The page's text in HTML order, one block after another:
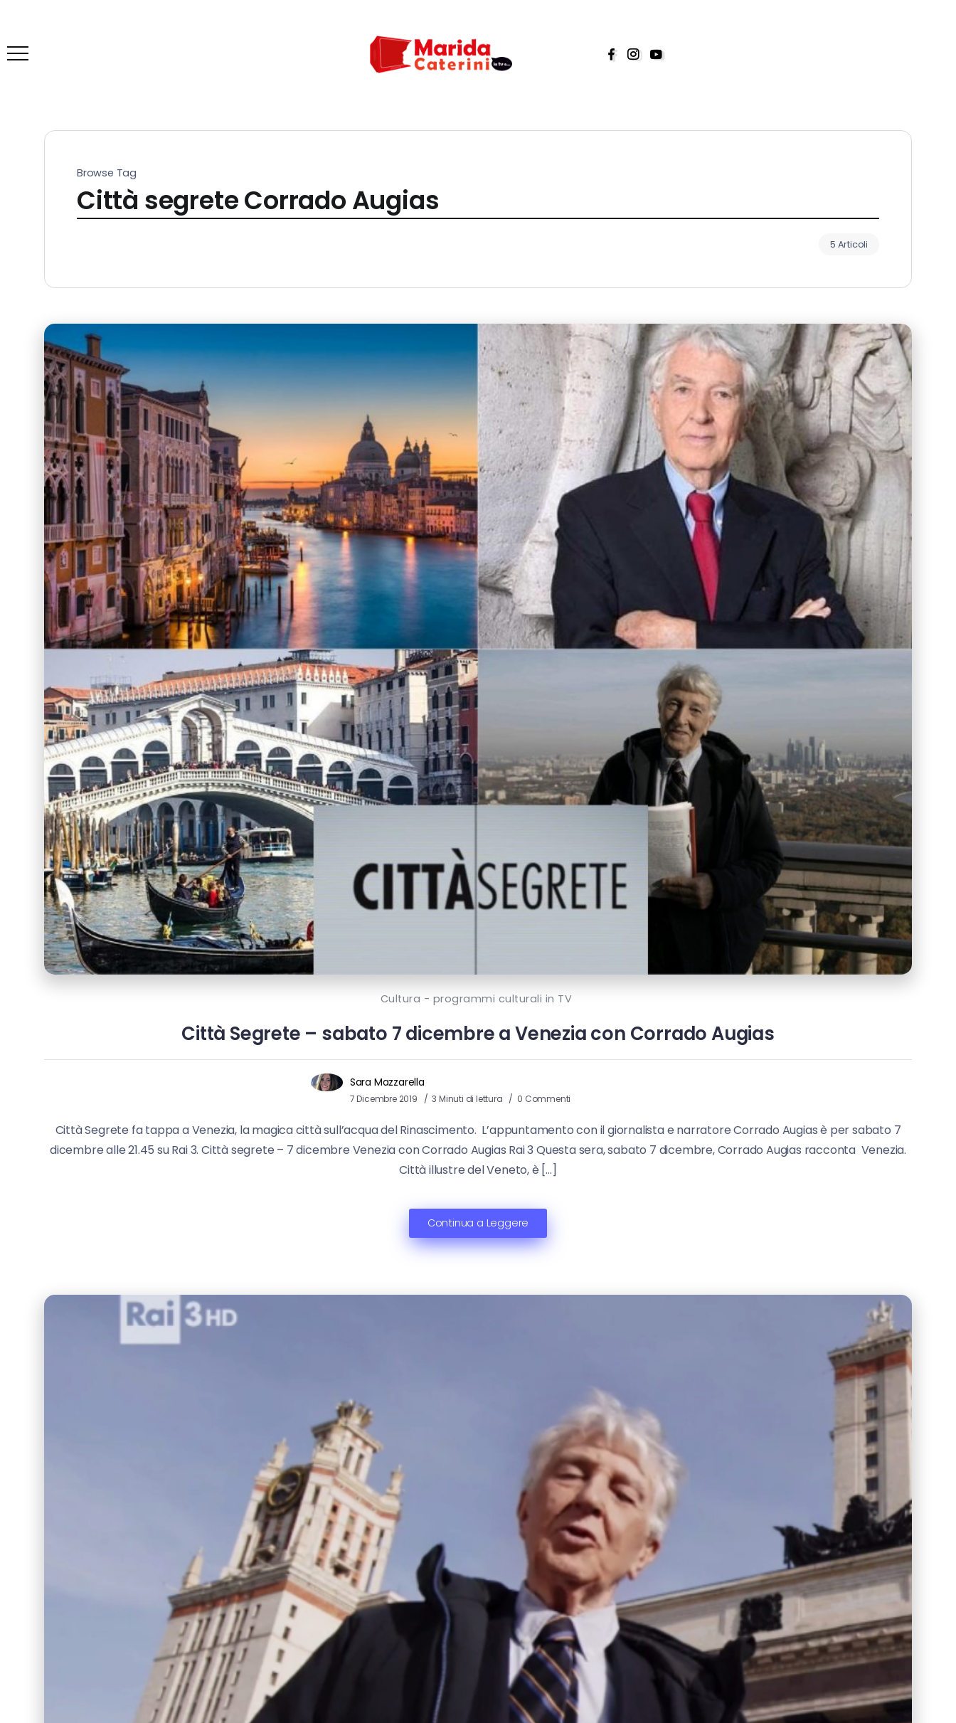
Browse Tag
Città segrete Corrado Augias
5 Articoli
Cultura - programmi culturali in TV
Città Segrete – sabato 7 dicembre a Venezia con Corrado Augias
Sara Mazzarella
7 Dicembre 2019 3 Minuti di lettura 0 Commenti
Città Segrete fa tappa a Venezia, la magica città sull’acqua del Rinascimento. L’appuntamento con il giornalista e narratore Corrado Augias è per sabato 7
dicembre alle 21.45 su Rai 3. Città segrete – 7 dicembre Venezia con Corrado Augias Rai 3 Questa sera, sabato 7 dicembre, Corrado Augias racconta Venezia.
Città illustre del Veneto, è […]
Continua a Leggere